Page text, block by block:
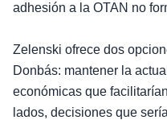
adhesión a la OTAN no
Zelenski ofrece dos
Donbás: mantener la
económicas que
lados, decisiones que